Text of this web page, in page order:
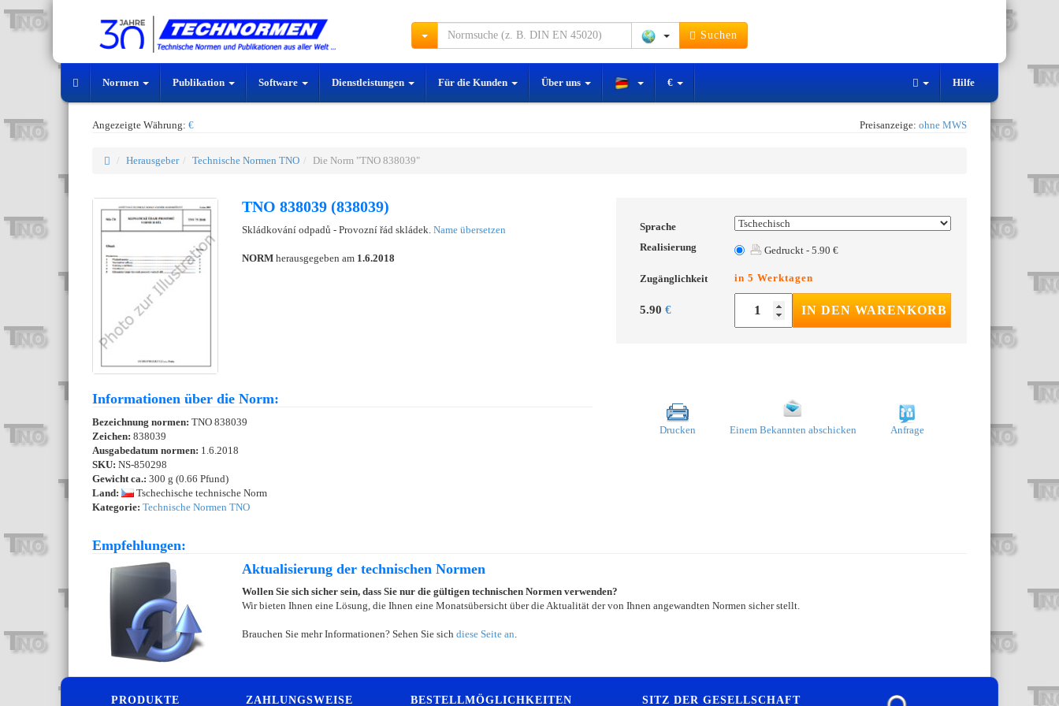
Suchen
Normen Publikation Software Dienstleistungen Für die Kunden Über uns € Hilfe
Angezeigte Währung: € Preisanzeige: ohne MWS
Herausgeber Technische Normen TNO Die Norm "TNO 838039"
TNO 838039 (838039)
Skládkování odpadů - Provozní řád skládek. Name übersetzen
NORM herausgegeben am 1.6.2018
Sprache
Realisierung
Gedruckt - 5.90 €
Zugänglichkeit in 5 Werktagen
5.90 € IN DEN WARENKORB
Informationen über die Norm:
Bezeichnung normen: TNO 838039
Zeichen: 838039
Ausgabedatum normen: 1.6.2018
SKU: NS-850298
Gewicht ca.: 300 g (0.66 Pfund)
Land:
Tschechische technische Norm
Kategorie: Technische Normen TNO
Drucken Einem Bekannten abschicken Anfrage
Empfehlungen:
Aktualisierung der technischen Normen
Wollen Sie sich sicher sein, dass Sie nur die gültigen technischen Normen verwenden?
Wir bieten Ihnen eine Lösung, die Ihnen eine Monatsübersicht über die Aktualität der von Ihnen angewandten Normen sicher stellt.
Brauchen Sie mehr Informationen? Sehen Sie sich diese Seite an.
PRODUKTE ZAHLUNGSWEISE BESTELLMÖGLICHKEITEN SITZ DER GESELLSCHAFT